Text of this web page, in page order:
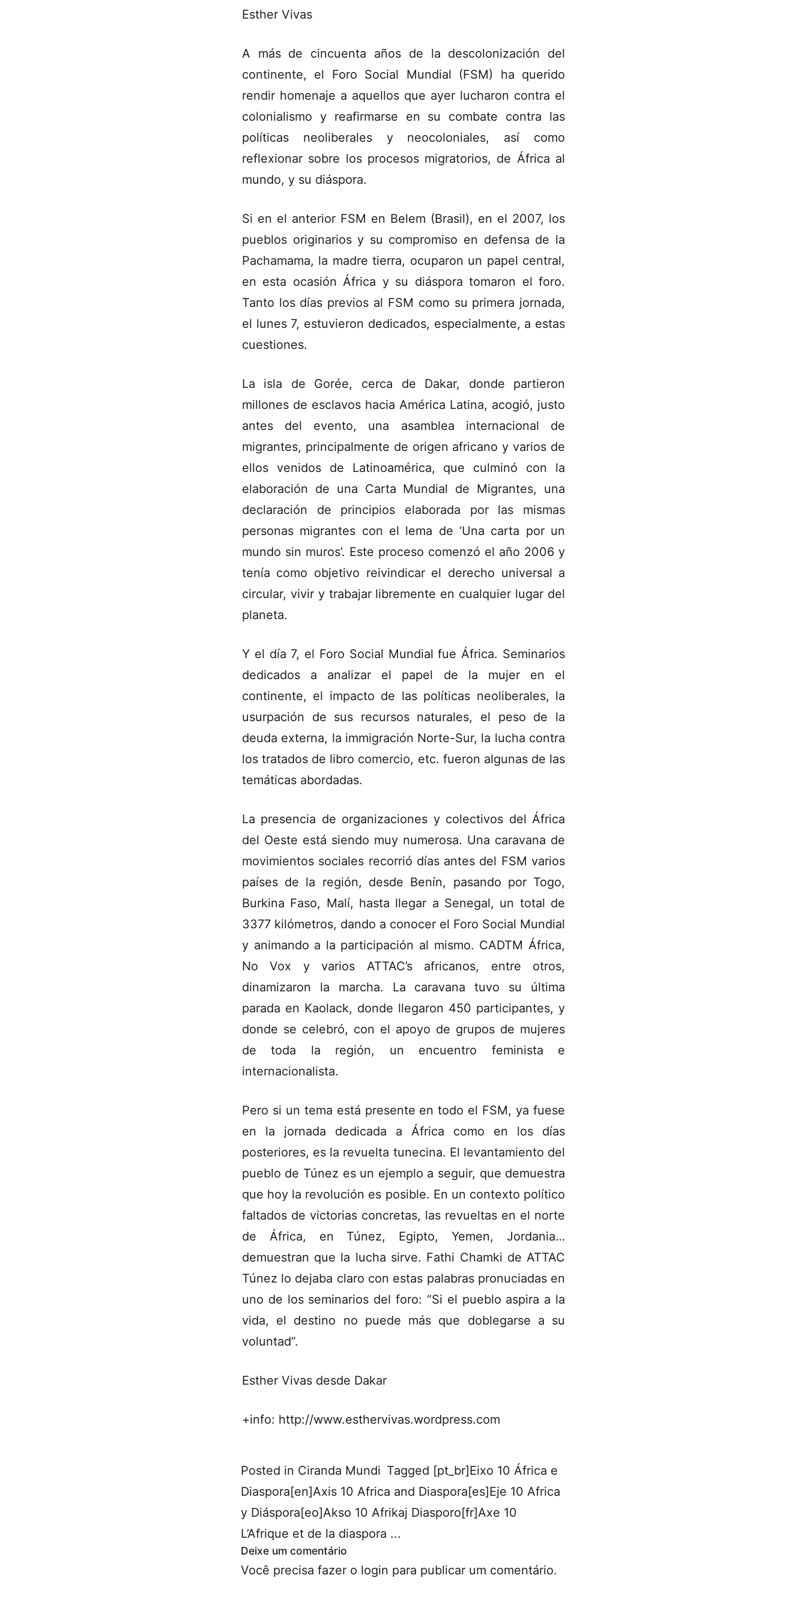
Esther Vivas
A más de cincuenta años de la descolonización del
continente, el Foro Social Mundial (FSM) ha querido
rendir homenaje a aquellos que ayer lucharon contra el
colonialismo y reafirmarse en su combate contra las
políticas neoliberales y neocoloniales, así como
reflexionar sobre los procesos migratorios, de África al
mundo, y su diáspora.
Si en el anterior FSM en Belem (Brasil), en el 2007, los
pueblos originarios y su compromiso en defensa de la
Pachamama, la madre tierra, ocuparon un papel central,
en esta ocasión África y su diáspora tomaron el foro.
Tanto los días previos al FSM como su primera jornada,
el lunes 7, estuvieron dedicados, especialmente, a estas
cuestiones.
La isla de Gorée, cerca de Dakar, donde partieron
millones de esclavos hacia América Latina, acogió, justo
antes del evento, una asamblea internacional de
migrantes, principalmente de origen africano y varios de
ellos venidos de Latinoamérica, que culminó con la
elaboración de una Carta Mundial de Migrantes, una
declaración de principios elaborada por las mismas
personas migrantes con el lema de ‘Una carta por un
mundo sin muros’. Este proceso comenzó el año 2006 y
tenía como objetivo reivindicar el derecho universal a
circular, vivir y trabajar libremente en cualquier lugar del
planeta.
Y el día 7, el Foro Social Mundial fue África. Seminarios
dedicados a analizar el papel de la mujer en el
continente, el impacto de las políticas neoliberales, la
usurpación de sus recursos naturales, el peso de la
deuda externa, la immigración Norte-Sur, la lucha contra
los tratados de libro comercio, etc. fueron algunas de las
temáticas abordadas.
La presencia de organizaciones y colectivos del África
del Oeste está siendo muy numerosa. Una caravana de
movimientos sociales recorrió días antes del FSM varios
países de la región, desde Benín, pasando por Togo,
Burkina Faso, Malí, hasta llegar a Senegal, un total de
3377 kilómetros, dando a conocer el Foro Social Mundial
y animando a la participación al mismo. CADTM África,
No Vox y varios ATTAC’s africanos, entre otros,
dinamizaron la marcha. La caravana tuvo su última
parada en Kaolack, donde llegaron 450 participantes, y
donde se celebró, con el apoyo de grupos de mujeres
de toda la región, un encuentro feminista e
internacionalista.
Pero si un tema está presente en todo el FSM, ya fuese
en la jornada dedicada a África como en los días
posteriores, es la revuelta tunecina. El levantamiento del
pueblo de Túnez es un ejemplo a seguir, que demuestra
que hoy la revolución es posible. En un contexto político
faltados de victorias concretas, las revueltas en el norte
de África, en Túnez, Egipto, Yemen, Jordania…
demuestran que la lucha sirve. Fathi Chamki de ATTAC
Túnez lo dejaba claro con estas palabras pronuciadas en
uno de los seminarios del foro: “Si el pueblo aspira a la
vida, el destino no puede más que doblegarse a su
voluntad”.
Esther Vivas desde Dakar
+info: http://www.esthervivas.wordpress.com
Posted in Ciranda Mundi Tagged [pt_br]Eixo 10 África e
Diaspora[en]Axis 10 Africa and Diaspora[es]Eje 10 Africa
y Diáspora[eo]Akso 10 Afrikaj Diasporo[fr]Axe 10
L’Afrique et de la diaspora ...
Deixe um comentário
Você precisa fazer o login para publicar um comentário.